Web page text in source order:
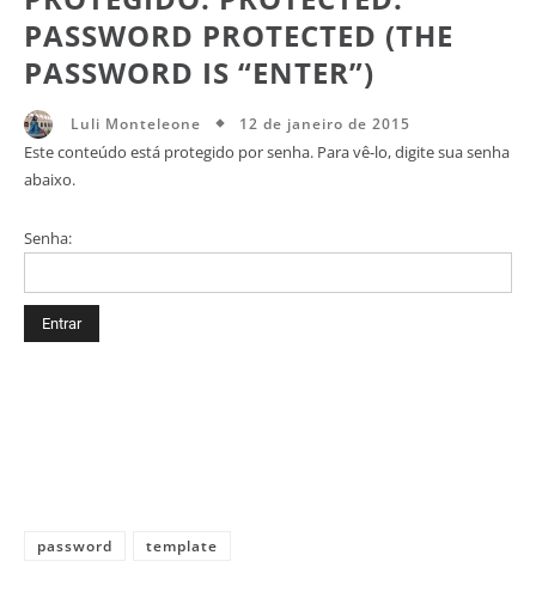
PASSWORD PROTECTED (THE
PASSWORD IS “ENTER”)
Luli Monteleone 12 de janeiro de 2015
Este conteúdo está protegido por senha. Para vê-lo, digite sua senha
abaixo.
Senha:
password template